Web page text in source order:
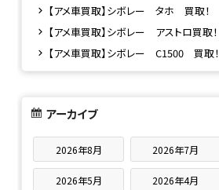
【アメ車買取】シボレー タホ 買取！
【アメ車買取】シボレー アストロ買取！
【アメ車買取】シボレー C1500 買取！
アーカイブ
2026年8月 2026年7月
2026年5月 2026年4月